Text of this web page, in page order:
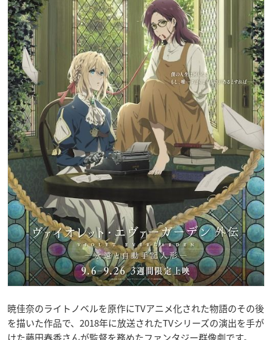
暁佳奈のライトノベルを原作にTVアニメ化された物語のその後
を描いた作品で、2018年に放送されたTVシリーズの演出を手が